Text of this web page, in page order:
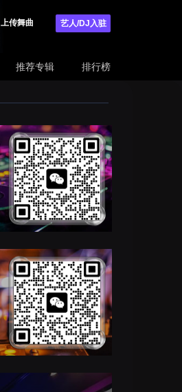
上传舞曲 艺人/DJ入驻
推荐专辑 排行榜